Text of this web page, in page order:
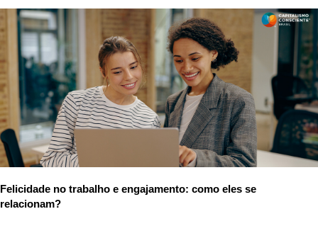
Felicidade no trabalho e engajamento: como eles se
relacionam?